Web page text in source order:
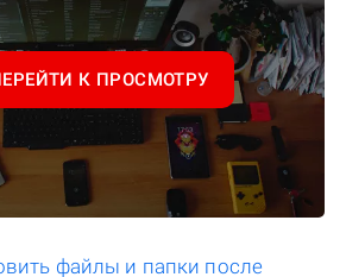
К ПРОСМОТРУ
файлы и папки после